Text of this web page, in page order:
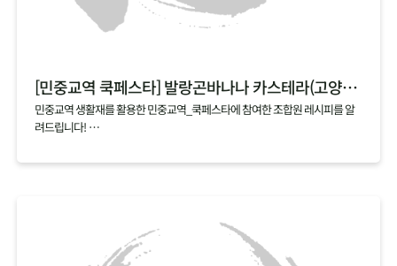
[민중교역 쿡페스타] 발랑곤바나나 카스테라(고양파주)
민중교역 생활재를 활용한 민중교역_쿡페스타에 참여한 조합원 레시피를 알
려드립니다!
넘 부드럽고 사랑스럽게 넘어가요!
어린이, 노인, 환자분들도 좋아할 것 같아요.